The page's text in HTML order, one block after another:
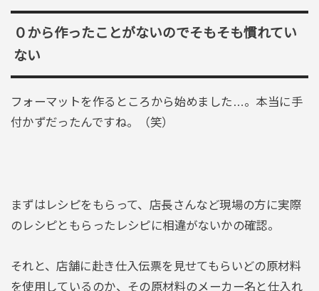
０から作ったことがないのでそもそも慣れてい
ない
フォーマットを作るところから始めました…。本当に手
付かずだったんですね。（笑）
まずはレシピをもらって、店長さんなど現場の方に実際
のレシピともらったレシピに相違がないかの確認。
それと、店舗に赴き仕入伝票を見せてもらいどの原材料
を使用しているのか、その原材料のメーカー名と仕入れ